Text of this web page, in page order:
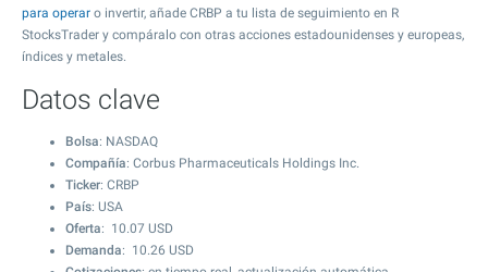
para operar o invertir, añade CRBP a tu lista de seguimiento en R
StocksTrader y compáralo con otras acciones estadounidenses y europeas,
índices y metales.
Datos clave
Bolsa: NASDAQ
Compañía: Corbus Pharmaceuticals Holdings Inc.
Ticker: CRBP
País: USA
Oferta: 10.07 USD
Demanda: 10.26 USD